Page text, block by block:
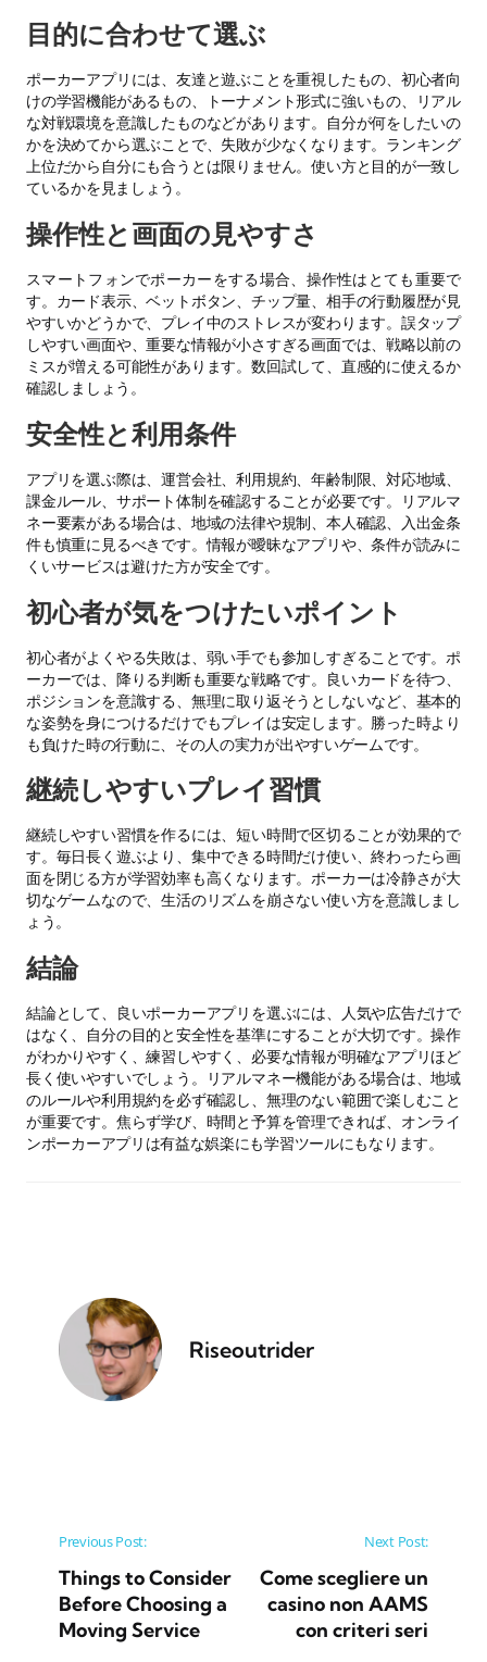
目的に合わせて選ぶ
ポーカーアプリには、友達と遊ぶことを重視したもの、初心者向
けの学習機能があるもの、トーナメント形式に強いもの、リアル
な対戦環境を意識したものなどがあります。自分が何をしたいの
かを決めてから選ぶことで、失敗が少なくなります。ランキング
上位だから自分にも合うとは限りません。使い方と目的が一致し
ているかを見ましょう。
操作性と画面の見やすさ
スマートフォンでポーカーをする場合、操作性はとても重要で
す。カード表示、ベットボタン、チップ量、相手の行動履歴が見
やすいかどうかで、プレイ中のストレスが変わります。誤タップ
しやすい画面や、重要な情報が小さすぎる画面では、戦略以前の
ミスが増える可能性があります。数回試して、直感的に使えるか
確認しましょう。
安全性と利用条件
アプリを選ぶ際は、運営会社、利用規約、年齢制限、対応地域、
課金ルール、サポート体制を確認することが必要です。リアルマ
ネー要素がある場合は、地域の法律や規制、本人確認、入出金条
件も慎重に見るべきです。情報が曖昧なアプリや、条件が読みに
くいサービスは避けた方が安全です。
初心者が気をつけたいポイント
初心者がよくやる失敗は、弱い手でも参加しすぎることです。ポ
ーカーでは、降りる判断も重要な戦略です。良いカードを待つ、
ポジションを意識する、無理に取り返そうとしないなど、基本的
な姿勢を身につけるだけでもプレイは安定します。勝った時より
も負けた時の行動に、その人の実力が出やすいゲームです。
継続しやすいプレイ習慣
継続しやすい習慣を作るには、短い時間で区切ることが効果的で
す。毎日長く遊ぶより、集中できる時間だけ使い、終わったら画
面を閉じる方が学習効率も高くなります。ポーカーは冷静さが大
切なゲームなので、生活のリズムを崩さない使い方を意識しまし
ょう。
結論
結論として、良いポーカーアプリを選ぶには、人気や広告だけで
はなく、自分の目的と安全性を基準にすることが大切です。操作
がわかりやすく、練習しやすく、必要な情報が明確なアプリほど
長く使いやすいでしょう。リアルマネー機能がある場合は、地域
のルールや利用規約を必ず確認し、無理のない範囲で楽しむこと
が重要です。焦らず学び、時間と予算を管理できれば、オンライ
ンポーカーアプリは有益な娯楽にも学習ツールにもなります。
Riseoutrider
Post navigation
Previous Post:
Things to Consider
Before Choosing a
Moving Service
Next Post:
Come scegliere un
casino non AAMS
con criteri seri